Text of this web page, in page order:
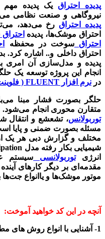
پدیده احتراق یک پدیده مهم
نیروگاهی و صنعت نظامی
پدیده احتراق رخ می‌دهد،
احتراق موشک‌ها، پدیده احتراق
احتراقسوخت در محفظه
احتراق داخلی و.. اشاره
پدیده و مدل‌سازی آن امری
انجام این پروژه توسعه یک
در نرم افزار FLUENT ( فلوینت )
حلگر بصورت فشار مبنا
متقارن محوری انجام می‌شود.
توربولانس، تشعشع و انتقال
مسئله بصورت ضمنی و پایا
مختلف و گزارش دبی هر یک از
انرژیتوربولانسی سیستم
مقدمه‌ای بر دیگر کارهای
موتور موشک‌ها و یاانواع جت‌ها
آنچه در این کد خواهید آموخت:
1- آشنایی با انواع روش های مطالعه فرآیندهای احتراقی